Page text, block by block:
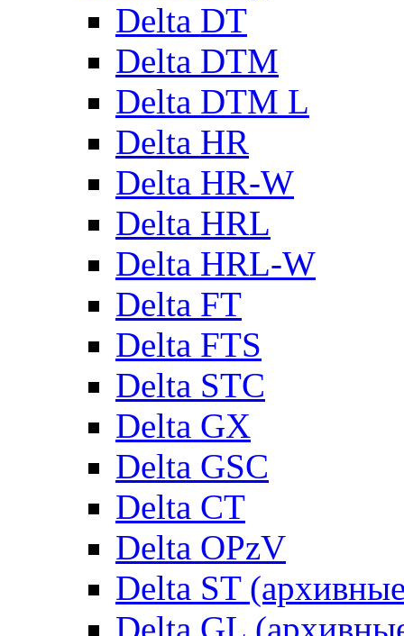
Delta DT
Delta DTM
Delta DTM L
Delta HR
Delta HR-W
Delta HRL
Delta HRL-W
Delta FT
Delta FTS
Delta STC
Delta GX
Delta GSC
Delta CT
Delta OPzV
Delta ST